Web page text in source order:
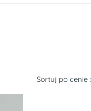
Sortuj po cenie :